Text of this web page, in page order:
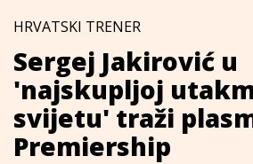
HRVATSKI TRENER
Sergej Jakirović u
'najskupljoj
svijetu' traži
Premiership